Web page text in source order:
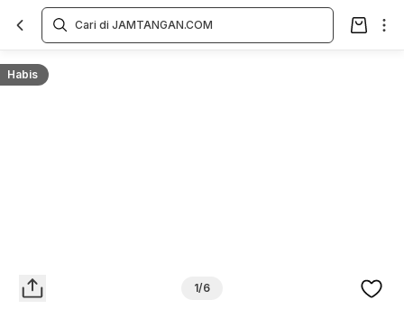
Habis
1/6
Overview